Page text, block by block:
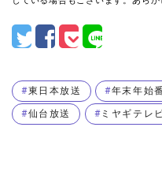
東日本放送 年末年始
仙台放送 ミヤギテレ